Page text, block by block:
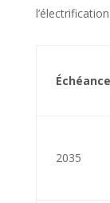
Échéance
2035